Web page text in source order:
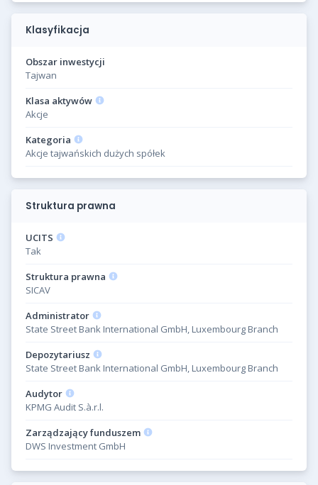
Klasyfikacja
Obszar inwestycji
Tajwan
Klasa aktywów
Akcje
Kategoria
Akcje tajwańskich dużych spółek
Struktura prawna
UCITS
Tak
Struktura prawna
SICAV
Administrator
State Street Bank International GmbH, Luxembourg Branch
Depozytariusz
State Street Bank International GmbH, Luxembourg Branch
Audytor
KPMG Audit S.à.r.l.
Zarządzający funduszem
DWS Investment GmbH